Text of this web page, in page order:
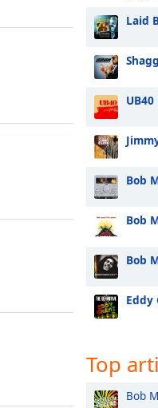
Laid
UB40
Bob
Bob
Bob
Eddy
Top
Bob